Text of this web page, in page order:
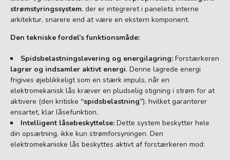
strømstyringssystem, der er integreret i panelets interne
arkitektur, snarere end at være en ekstern komponent.
Den tekniske fordel’s funktionsmåde:
Spidsbelastningslevering og energilagring: Forstærkeren
lagrer og indsamler aktivt energi. Denne lagrede energi
frigives øjeblikkeligt som en stærk impuls, når en
elektromekanisk lås kræver en pludselig stigning i strøm for at
aktivere (den kritiske “spidsbelastning”), hvilket garanterer
ensartet, klar låsefunktion.
Intelligent låsebeskyttelse: Dette system beskytter hele
din opsætning, ikke kun strømforsyningen. Den
elektromekaniske lås beskyttes aktivt af forstærkeren mod: